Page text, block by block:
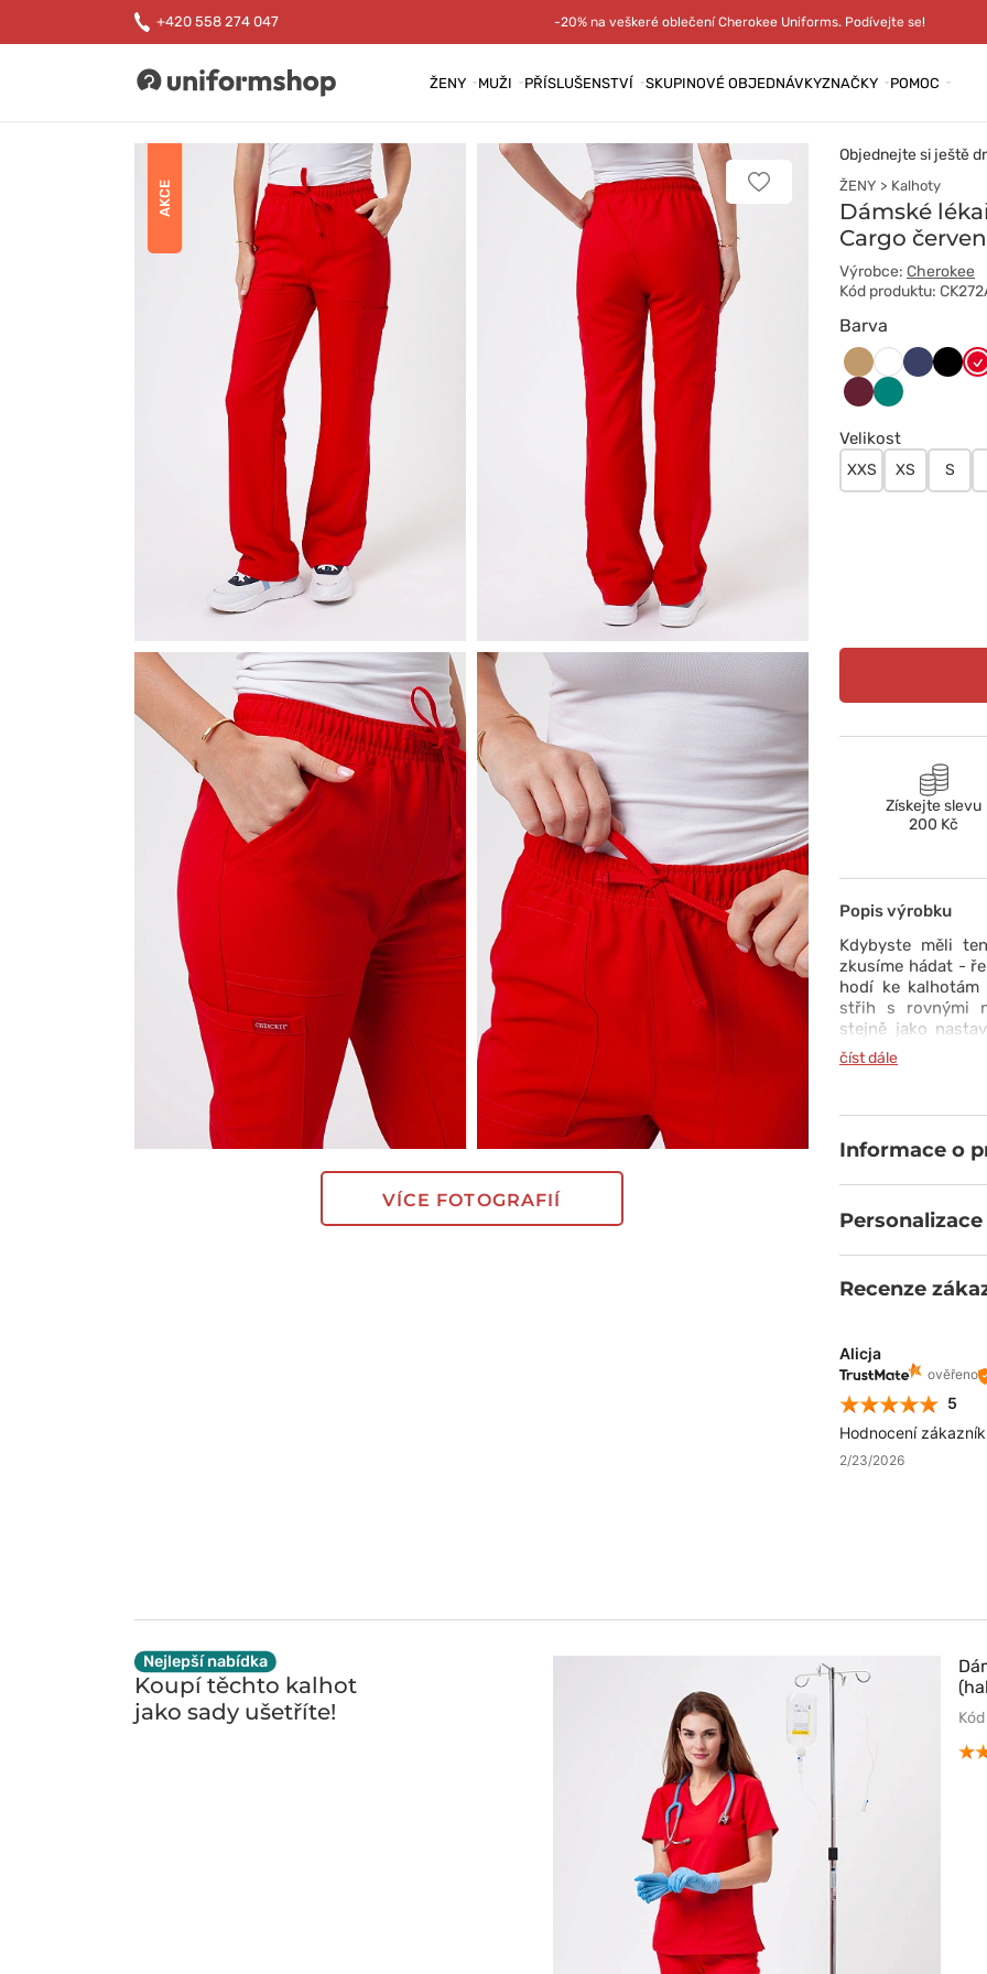
+420 558 274 047 -20% na veškeré oblečení Cherokee Uniforms. Podívejte se!
Uniformshop
ŽENY MUŽI PŘÍSLUŠENSTVÍ SKUPINOVÉ OBJEDNÁVKYZNAČKY POMOC
Přidat
AKCE
VÍCE FOTOGRAFIÍ
Objednejte si ještě
ŽENY Kalhoty
Dámské
Cargo
Výrobce: Cherokee
Kód produktu:
Barva
Beżowy
Biały Ciemny
Wiśniowy
Zielony
Velikost
XXS XS S
Získejte slevu
200 Kč
Popis výrobku
Kdybyste měli
zkusíme hádat -
hodí ke
střih s rovnými
stejně jako
nabízí pohodlí a
kapsy vám
odolný bez
zažijete solidní
číst dále
Informace o
Recenze
Alicja
ověřeno
5
Hodnocení
2/23/2026
Nejlepší nabídka
Koupí těchto kalhot
jako sady ušetříte!